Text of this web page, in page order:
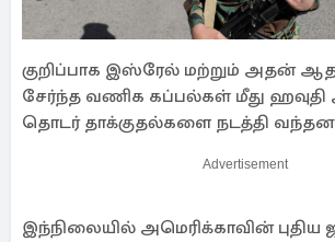
குறிப்பாக இஸ்ரேல் மற்றும் அதன்
சேர்ந்த வணிக கப்பல்கள் மீது
தொடர் தாக்குதல்களை நடத்தி
Advertisement
இந்நிலையில் அமெரிக்காவின் புதிய